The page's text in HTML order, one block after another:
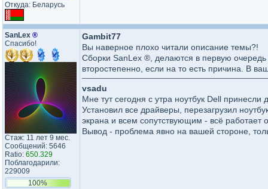
Откуда: Беларусь
SanLex ®
Спасибо!
Стаж: 11 лет 9 мес.
Сообщений: 5646
Ratio: 650.329
Поблагодарили:
229009
100%
Gambit77
Вы наверное плохо читали описание темы?!
Сборки SanLex ®, делаются в первую
второстепенно, если на то есть причина. В
vsadu
Мне тут сегодня с утра ноутбук Dell
Установил все драйверы, перезагрузил
экрана и всем сопутствующим - всё
Вывод - проблема явно на вашей стороне,